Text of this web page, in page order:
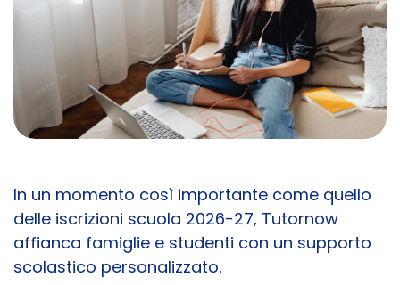
In un momento così importante come quello
delle iscrizioni scuola 2026-27, Tutornow
affianca famiglie e studenti con un supporto
scolastico personalizzato.